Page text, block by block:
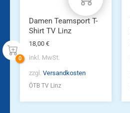
Produktseite
gewählt
werden
Damen Teamsport T-
Shirt TV Linz
18,00 €
inkl. MwSt.
zzgl. Versandkosten
ÖTB TV Linz